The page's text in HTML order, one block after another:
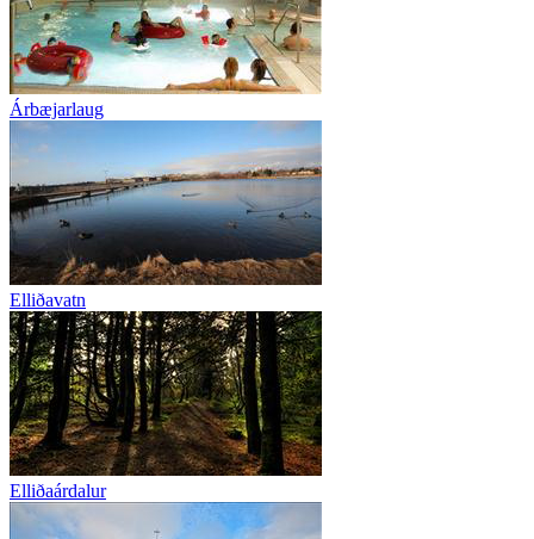
Árbæjarlaug
Elliðavatn
Elliðaárdalur